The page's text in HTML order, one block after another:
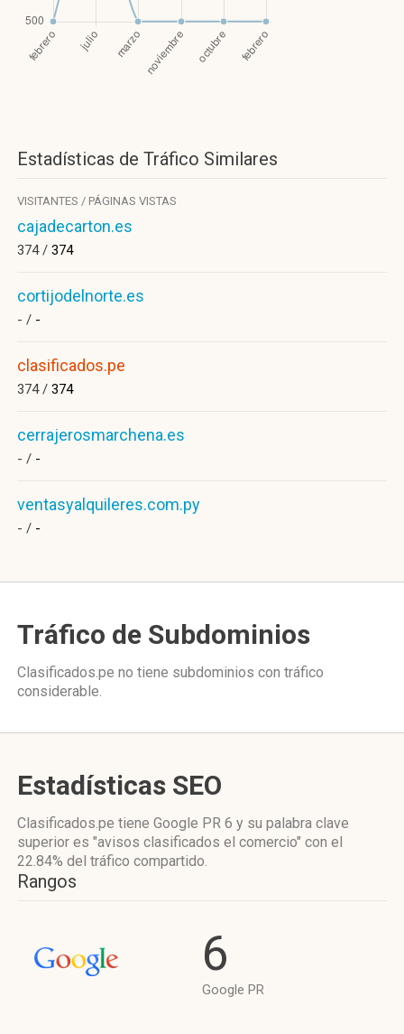
Estadísticas de Tráfico Similares
VISITANTES / PÁGINAS VISTAS
cajadecarton.es
374 / 374
cortijodelnorte.es
- / -
clasificados.pe
374 / 374
cerrajerosmarchena.es
- / -
ventasyalquileres.com.py
- / -
Tráfico de Subdominios
Clasificados.pe no tiene subdominios con tráfico
considerable.
Estadísticas SEO
Clasificados.pe tiene Google PR 6 y su palabra clave
superior es "avisos clasificados el comercio" con el
22.84% del tráfico compartido.
Rangos
6
Google PR